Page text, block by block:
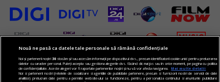
Nouă ne pasă ca datele tale personale să rămână confidențiale
Noi și partenerii noștri30stocăm și/sau accesăm informații pe dispozitivul dvs., precum identificatorii cookie unici pentru prelucrarea
datelor cu caracter personal. Puteți accepta sau gestiona alegerile dvs. făcând clic mai jos sau în orice moment, pe pagina cu politica
de confidențialitate. Aceste alegeri vor fi raportate partenerilor noștri și nu vă vor afecta navigarea.
Mai multe detalii
Noi si partenerii nostri (retelele de socializare si agentiile de publicitate partenere, precum si furnizorii nostri de servicii de date
analitice) prelucram date pentru a permite website-ului sa functioneze, pentru a personaliza continutul si anunturile publicitare